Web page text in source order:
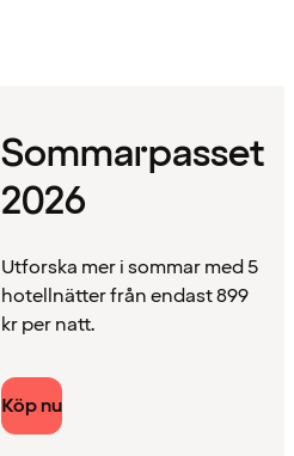
Sommarpasset
2026
Utforska mer i sommar med 5
hotellnätter från endast 899
kr per natt.
Köp nu